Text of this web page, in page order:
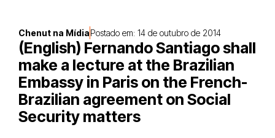
Chenut na MídiaPostado em: 14 de outubro de 2014
(English) Fernando Santiago shall
make a lecture at the Brazilian
Embassy in Paris on the French-
Brazilian agreement on Social
Security matters